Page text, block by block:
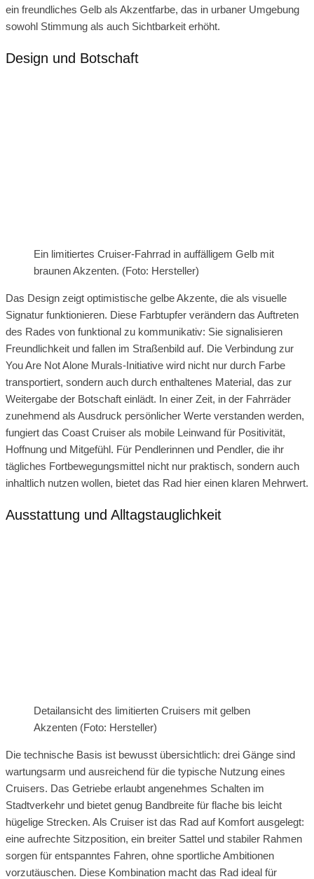
ein freundliches Gelb als Akzentfarbe, das in urbaner Umgebung
sowohl Stimmung als auch Sichtbarkeit erhöht.
Design und Botschaft
Ein limitiertes Cruiser-Fahrrad in auffälligem Gelb mit
braunen Akzenten. (Foto: Hersteller)
Das Design zeigt optimistische gelbe Akzente, die als visuelle
Signatur funktionieren. Diese Farbtupfer verändern das Auftreten
des Rades von funktional zu kommunikativ: Sie signalisieren
Freundlichkeit und fallen im Straßenbild auf. Die Verbindung zur
You Are Not Alone Murals-Initiative wird nicht nur durch Farbe
transportiert, sondern auch durch enthaltenes Material, das zur
Weitergabe der Botschaft einlädt. In einer Zeit, in der Fahrräder
zunehmend als Ausdruck persönlicher Werte verstanden werden,
fungiert das Coast Cruiser als mobile Leinwand für Positivität,
Hoffnung und Mitgefühl. Für Pendlerinnen und Pendler, die ihr
tägliches Fortbewegungsmittel nicht nur praktisch, sondern auch
inhaltlich nutzen wollen, bietet das Rad hier einen klaren Mehrwert.
Ausstattung und Alltagstauglichkeit
Detailansicht des limitierten Cruisers mit gelben
Akzenten (Foto: Hersteller)
Die technische Basis ist bewusst übersichtlich: drei Gänge sind
wartungsarm und ausreichend für die typische Nutzung eines
Cruisers. Das Getriebe erlaubt angenehmes Schalten im
Stadtverkehr und bietet genug Bandbreite für flache bis leicht
hügelige Strecken. Als Cruiser ist das Rad auf Komfort ausgelegt:
eine aufrechte Sitzposition, ein breiter Sattel und stabiler Rahmen
sorgen für entspanntes Fahren, ohne sportliche Ambitionen
vorzutäuschen. Diese Kombination macht das Rad ideal für